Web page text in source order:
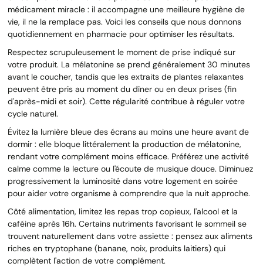
médicament miracle : il accompagne une meilleure hygiène de
vie, il ne la remplace pas. Voici les conseils que nous donnons
quotidiennement en pharmacie pour optimiser les résultats.
Respectez scrupuleusement le moment de prise indiqué sur
votre produit. La mélatonine se prend généralement 30 minutes
avant le coucher, tandis que les extraits de plantes relaxantes
peuvent être pris au moment du dîner ou en deux prises (fin
d'après-midi et soir). Cette régularité contribue à réguler votre
cycle naturel.
Évitez la lumière bleue des écrans au moins une heure avant de
dormir : elle bloque littéralement la production de mélatonine,
rendant votre complément moins efficace. Préférez une activité
calme comme la lecture ou l'écoute de musique douce. Diminuez
progressivement la luminosité dans votre logement en soirée
pour aider votre organisme à comprendre que la nuit approche.
Côté alimentation, limitez les repas trop copieux, l'alcool et la
caféine après 16h. Certains nutriments favorisant le sommeil se
trouvent naturellement dans votre assiette : pensez aux aliments
riches en tryptophane (banane, noix, produits laitiers) qui
complètent l'action de votre complément.